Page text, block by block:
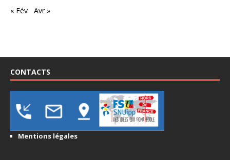
« Fév Avr »
CONTACTS
Mentions légales